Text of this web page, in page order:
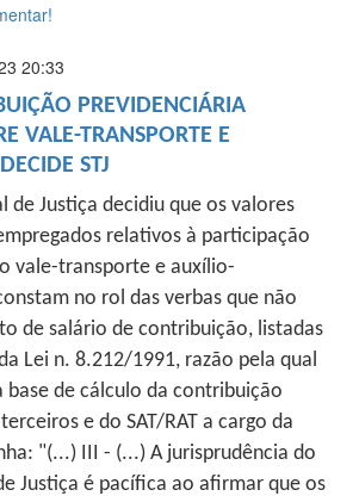
20:33
PREVIDENCIÁRIA
VALE-TRANSPORTE E
STJ
de Justiça decidiu que os valores
relativos à participação
vale-transporte e auxílio-
no rol das verbas que não
de salário de contribuição, listadas
Lei n. 8.212/1991, razão pela qual
de cálculo da contribuição
e do SAT/RAT a cargo da
"(...) III - (...) A jurisprudência do
Justiça é pacífica ao afirmar que os